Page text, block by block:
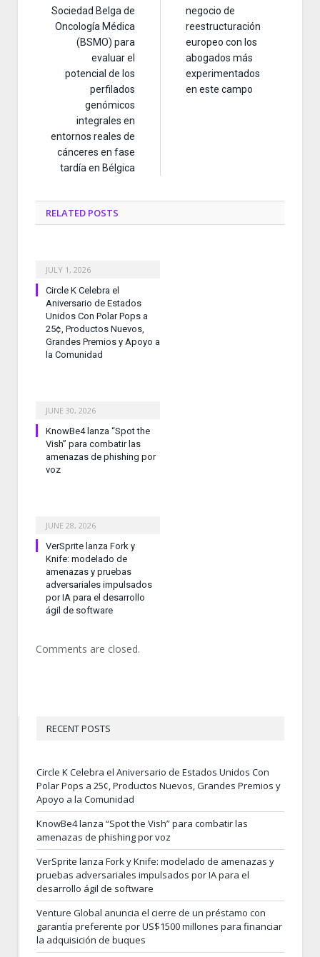
Sociedad Belga de
Oncología Médica
(BSMO) para
evaluar el
potencial de los
perfilados
genómicos
integrales en
entornos reales de
cánceres en fase
tardía en Bélgica
negocio de
reestructuración
europeo con los
abogados más
experimentados
en este campo
RELATED POSTS
JULY 1, 2026
Circle K Celebra el
Aniversario de Estados
Unidos Con Polar Pops a
25¢, Productos Nuevos,
Grandes Premios y Apoyo a
la Comunidad
JUNE 30, 2026
KnowBe4 lanza “Spot the
Vish” para combatir las
amenazas de phishing por
voz
JUNE 28, 2026
VerSprite lanza Fork y
Knife: modelado de
amenazas y pruebas
adversariales impulsados
por IA para el desarrollo
ágil de software
Comments are closed.
RECENT POSTS
Circle K Celebra el Aniversario de Estados Unidos Con
Polar Pops a 25¢, Productos Nuevos, Grandes Premios y
Apoyo a la Comunidad
KnowBe4 lanza “Spot the Vish” para combatir las
amenazas de phishing por voz
VerSprite lanza Fork y Knife: modelado de amenazas y
pruebas adversariales impulsados por IA para el
desarrollo ágil de software
Venture Global anuncia el cierre de un préstamo con
garantía preferente por US$1500 millones para financiar
la adquisición de buques